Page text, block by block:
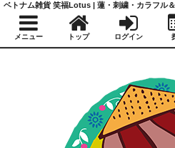
メニュー トップ ログイン